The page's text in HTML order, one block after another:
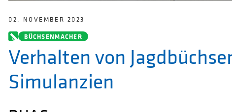
02. NOVEMBER 2023
BÜCHSENMACHER
Verhalten von
Simulanzien